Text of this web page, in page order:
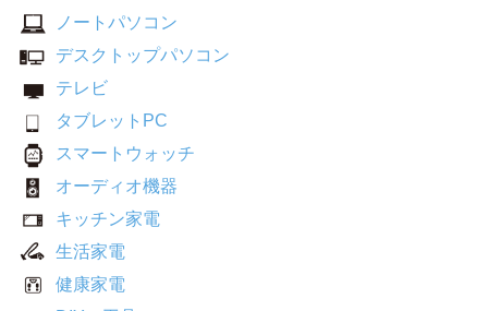
ノートパソコン
デスクトップパソコン
テレビ
タブレットPC
スマートウォッチ
オーディオ機器
キッチン家電
生活家電
健康家電